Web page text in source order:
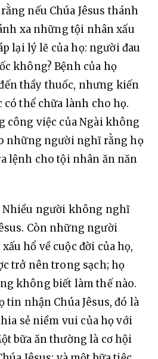
nếu Chúa Jêsus thánh
xa những tội nhân xấu
lại lý lẽ của họ: người đau
không? Bệnh của họ
thầy thuốc, nhưng kiến
thể chữa lành cho họ.
công việc của Ngài không
những người nghĩ rằng họ
lệnh cho tội nhân ăn năn
Nhiều người không nghĩ
Còn những người
hổ về cuộc đời của họ,
trở nên trong sạch; họ
không biết làm thế nào.
nhận Chúa Jêsus, đó là
sẻ niềm vui của họ với
bữa ăn thường là cơ hội